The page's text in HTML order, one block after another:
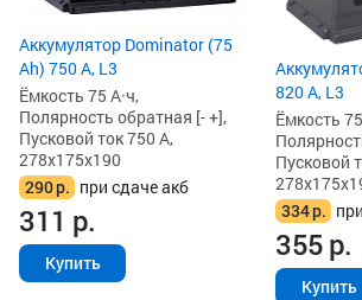
Аккумулятор Dominator (75
Ah) 750 А, L3
Ёмкость 75 А·ч,
Полярность обратная [- +],
Пусковой ток 750 А,
278x175x190
290р. при сдаче акб
311 р.
Купить
820 А, L3
Ёмкость
Пусковой
334р.
355р.
Купить